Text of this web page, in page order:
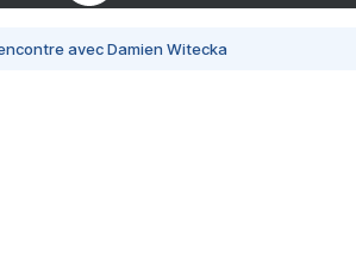
avec Damien Witecka